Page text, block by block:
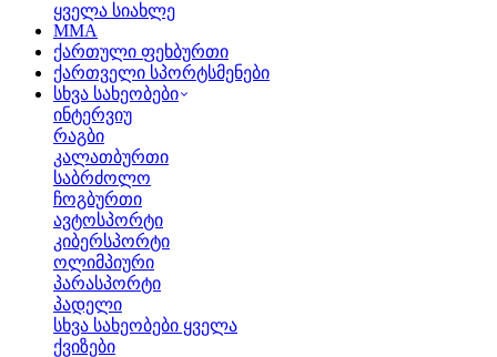
ყველა სიახლე
MMA
ქართული ფეხბურთი
ქართველი სპორტსმენები
სხვა სახეობები
ინტერვიუ
რაგბი
კალათბურთი
საბრძოლო
ჩოგბურთი
ავტოსპორტი
კიბერსპორტი
ოლიმპიური
პარასპორტი
პადელი
სხვა სახეობები ყველა
ქვიზები